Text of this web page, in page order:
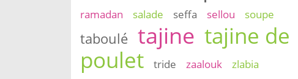
ramadan salade seffa sellou soupe
taboulé tajine tajine de
poulet
tride zaalouk zlabia